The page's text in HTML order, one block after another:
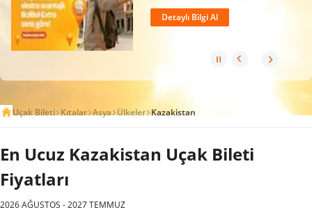
Hakkı ve 2 Kat BolPuan!
Detaylı Bilgi Al
Uçak Bileti Kıtalar Asya Ülkeler Kazakistan
En Ucuz Kazakistan Uçak Bileti
Fiyatları
2026 AĞUSTOS - 2027 TEMMUZ